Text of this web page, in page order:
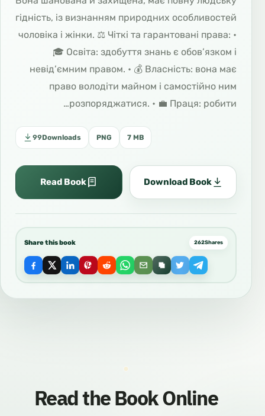
гідність, із визнанням природних особливостей
чоловіка і жінки. ⚖️ Чіткі та гарантовані права: •
🎓 Освіта: здобуття знань є обов’язком і
невід’ємним правом. • 💰 Власність: вона має
право володіти майном і самостійно ним
розпоряджатися. • 💼 Праця: робити…
99Downloads PNG 7 MB
Read Book Download Book
Share this book 262Shares
Read the Book Online